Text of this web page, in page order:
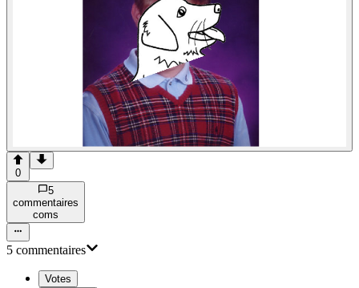
0
5
commentaires
coms
5 commentaires
Votes